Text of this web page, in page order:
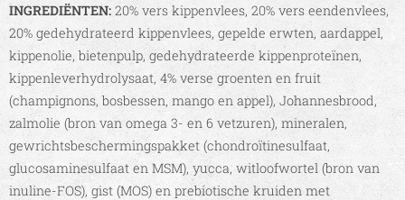
INGREDIËNTEN: 20% vers kippenvlees, 20% vers eendenvlees,
20% gedehydrateerd kippenvlees, gepelde erwten, aardappel,
kippenolie, bietenpulp, gedehydrateerde kippenproteïnen,
kippenleverhydrolysaat, 4% verse groenten en fruit
(champignons, bosbessen, mango en appel), Johannesbrood,
zalmolie (bron van omega 3- en 6 vetzuren), mineralen,
gewrichtsbeschermingspakket (chondroïtinesulfaat,
glucosaminesulfaat en MSM), yucca, witloofwortel (bron van
inuline-FOS), gist (MOS) en prebiotische kruiden met